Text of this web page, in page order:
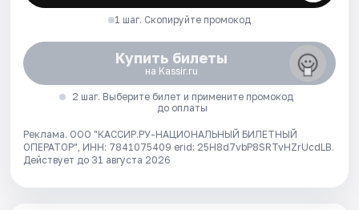
1 шаг. Скопируйте промокод
Купить билеты
на Kassir.ru
2 шаг. Выберите билет и примените промокод
до оплаты
Реклама. ООО "КАССИР.РУ-НАЦИОНАЛЬНЫЙ БИЛЕТНЫЙ
ОПЕРАТОР", ИНН: 7841075409 erid: 25H8d7vbP8SRTvHZrUcdLB.
Действует до 31 августа 2026